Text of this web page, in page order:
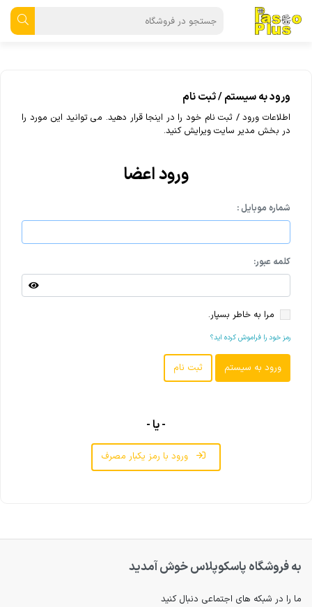
ورود به سیستم / ثبت نام
اطلاعات ورود / ثبت نام خود را در اینجا قرار دهید. می توانید این مورد را
در بخش مدیر سایت ویرایش کنید.
ورود اعضا
شماره موبایل :
کلمه عبور:
مرا به خاطر بسپار.
رمز خود را فراموش کرده اید؟
- یا -
ورود با رمز یکبار مصرف
به فروشگاه پاسکوپلاس خوش آمدید
ما را در شبکه های اجتماعی دنبال کنید